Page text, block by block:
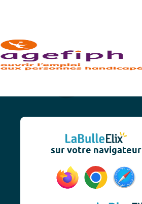
sur votre navigateur